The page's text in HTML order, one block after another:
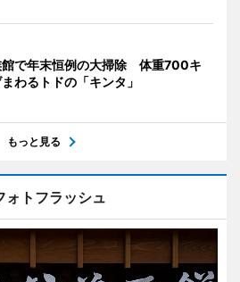
館で年末恒例の大掃除 体重700キ
わるトドの「キンタ」
もっと見る
ォトフラッシュ